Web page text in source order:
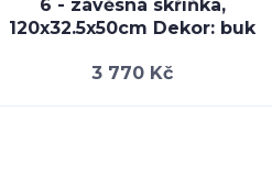
6 - závěsná skříňka,
120x32.5x50cm Dekor: buk
3 770 Kč